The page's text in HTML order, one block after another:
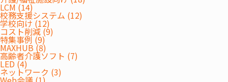
LCM (14)
校務支援システム (12)
学校向け (12)
コスト削減 (9)
特集事例 (9)
MAXHUB (8)
高齢者介護ソフト (7)
LED (4)
ネットワーク (3)